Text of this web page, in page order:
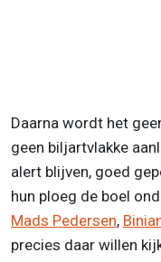
Daarna wordt het
geen biljartvlakke
alert blijven, goed
hun ploeg de boel
Mads Pedersen,
precies daar willen